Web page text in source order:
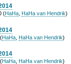
(HaHa HaHa van Hendrik)
HaHa HaHa van Hendrik)
HaHa HaHa van Hendrik)